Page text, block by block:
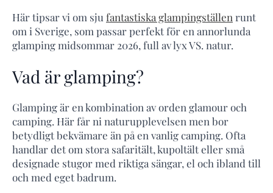
Här tipsar vi om sju fantastiska glampingställen runt
om i Sverige, som passar perfekt för en annorlunda
glamping midsommar 2026, full av lyx VS. natur.
Vad är glamping?
Glamping är en kombination av orden glamour och
camping. Här får ni naturupplevelsen men bor
betydligt bekvämare än på en vanlig camping. Ofta
handlar det om stora safaritält, kupoltält eller små
designade stugor med riktiga sängar, el och ibland till
och med eget badrum.